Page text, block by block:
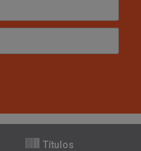
Títulos